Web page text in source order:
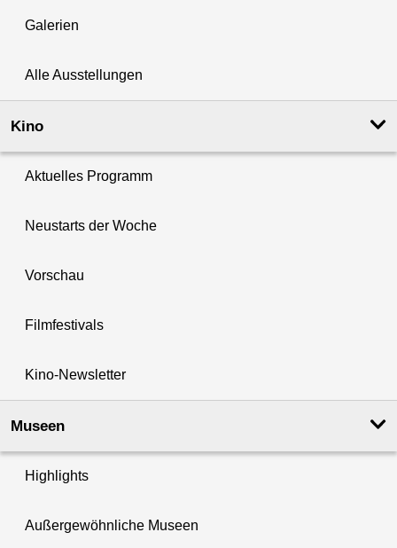
Galerien
Alle Ausstellungen
Kino
Aktuelles Programm
Neustarts der Woche
Vorschau
Filmfestivals
Kino-Newsletter
Museen
Highlights
Außergewöhnliche Museen